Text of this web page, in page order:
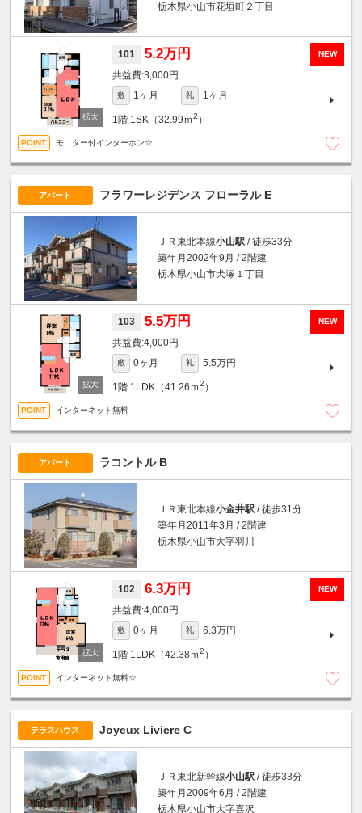
栃木県小山市花垣町２丁目
NEW
101 5.2万円
3,000円
敷 1ヶ月 礼 1ヶ月
1階 1SK（32.99ｍ2 ）
モニター付インターホン☆
アパート フラワーレジデンス フローラル E
ＪＲ東北本線小山駅 / 徒歩33分
築年月2002年9月 / 2階建
栃木県小山市犬塚１丁目
NEW
103 5.5万円
4,000円
敷 0ヶ月 礼 5.5万円
1階 1LDK（41.26ｍ2 ）
インターネット無料
アパート ラコントル B
ＪＲ東北本線小金井駅 / 徒歩31分
築年月2011年3月 / 2階建
栃木県小山市大字羽川
NEW
102 6.3万円
4,000円
敷 0ヶ月 礼 6.3万円
1階 1LDK（42.38ｍ2 ）
インターネット無料☆
テラスハウス Joyeux Liviere C
ＪＲ東北新幹線小山駅 / 徒歩33分
築年月2009年6月 / 2階建
栃木県小山市大字喜沢